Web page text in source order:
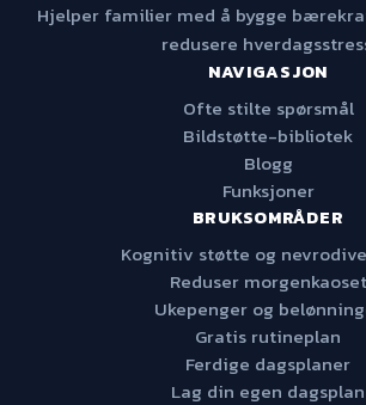
Hjelper familier med å bygge
redusere
NAVIGASJON
Ofte stilte spørsmål
Bildstøtte-bibliotek
Blogg
Funksjoner
BRUKSOMRÅDER
Kognitiv støtte og
Reduser morgenkaoset
Ukepenger og
Gratis rutineplan
Ferdige dagsplaner
Lag din egen dagsplan